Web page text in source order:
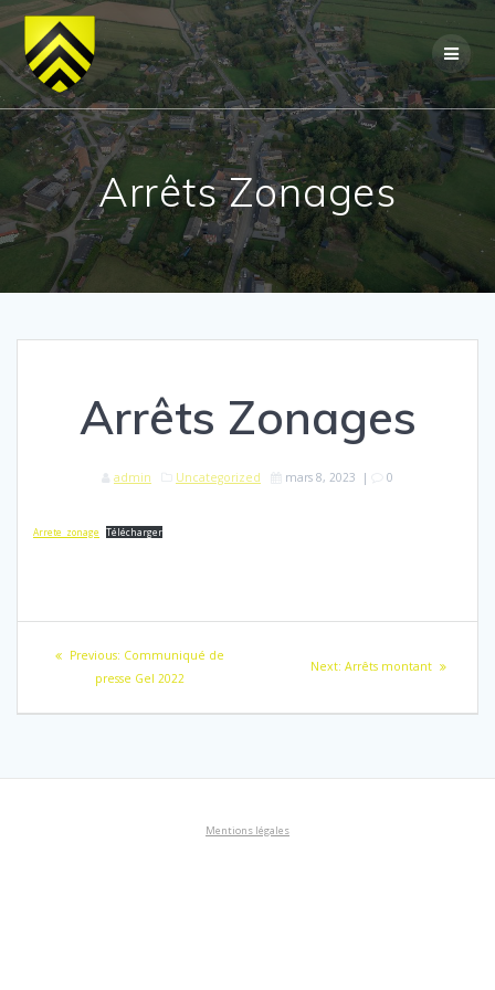
Skip
to
content
Arrêts Zonages
Arrêts Zonages
admin Uncategorized mars 8, 2023 | 0
Arrete_zonage Télécharger
Navigation
Previous: Previous
post:
Communiqué de
presse Gel 2022
Next: Next
Arrêts montant
Mentions légales